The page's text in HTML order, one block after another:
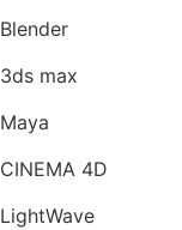
Blender
3ds max
Maya
CINEMA 4D
LightWave